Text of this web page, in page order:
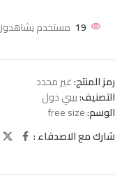
19 مستخدم يشاهدون
رمز المنتج:غير محدد
التصنيف:بيبي دول
الوسم:free size
شارك مع الاصدقاء :